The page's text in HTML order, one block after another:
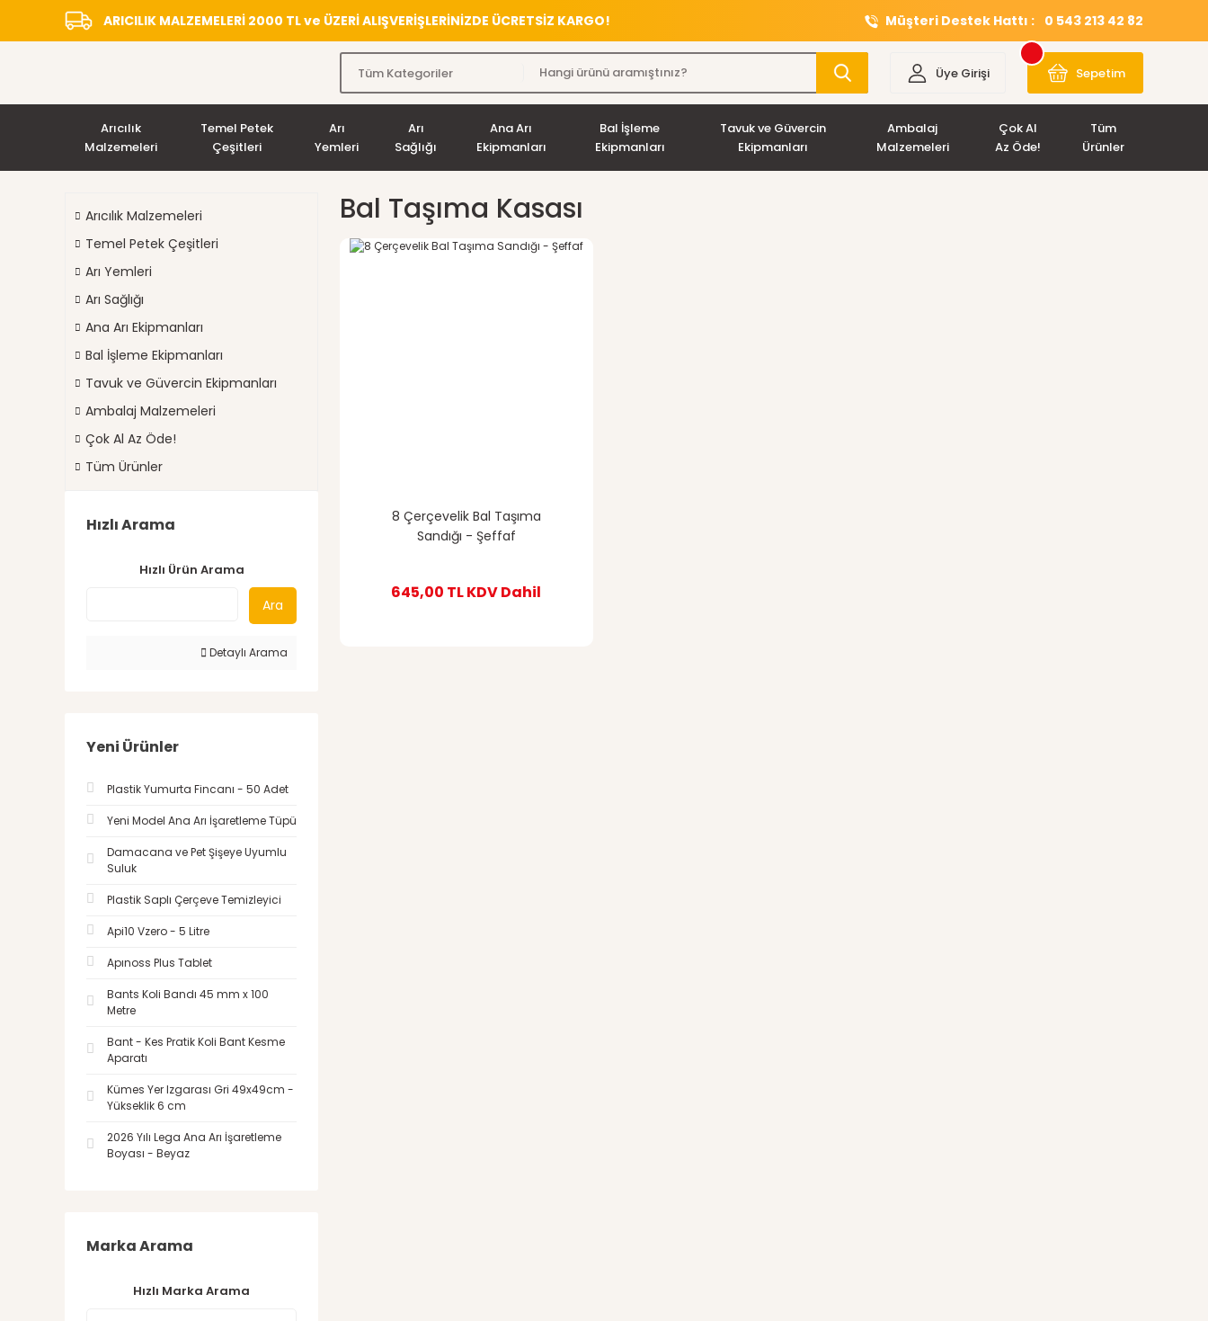
ARICILIK MALZEMELERİ 2000 TL ve ÜZERİ ALIŞVERİŞLERİNİZDE ÜCRETSİZ KARGO! Müşteri Destek Hattı : 0 543 213 42 82
Üye Girişi Sepetim
Arıcılık
Malzemeleri
Temel Petek
Çeşitleri
Arı
Yemleri
Arı
Sağlığı
Ana Arı
Ekipmanları
Bal İşleme
Ekipmanları
Tavuk ve Güvercin
Ekipmanları
Ambalaj
Malzemeleri
Çok Al
Az Öde!
Tüm
Ürünler
Arıcılık Malzemeleri
Temel Petek Çeşitleri
Arı Yemleri
Arı Sağlığı
Ana Arı Ekipmanları
Bal İşleme Ekipmanları
Tavuk ve Güvercin Ekipmanları
Ambalaj Malzemeleri
Çok Al Az Öde!
Tüm Ürünler
Hızlı Arama
Hızlı Ürün Arama
Ara
Detaylı Arama
Yeni Ürünler
Plastik Yumurta Fincanı - 50 Adet
Yeni Model Ana Arı İşaretleme Tüpü
Damacana ve Pet Şişeye Uyumlu
Suluk
Plastik Saplı Çerçeve Temizleyici
Api10 Vzero - 5 Litre
Apınoss Plus Tablet
Bants Koli Bandı 45 mm x 100
Metre
Bant - Kes Pratik Koli Bant Kesme
Aparatı
Kümes Yer Izgarası Gri 49x49cm -
Yükseklik 6 cm
2026 Yılı Lega Ana Arı İşaretleme
Boyası - Beyaz
Marka Arama
Hızlı Marka Arama
Bal Taşıma Kasası
8 Çerçevelik Bal Taşıma
Sandığı - Şeffaf
645,00 TLKDV Dahil